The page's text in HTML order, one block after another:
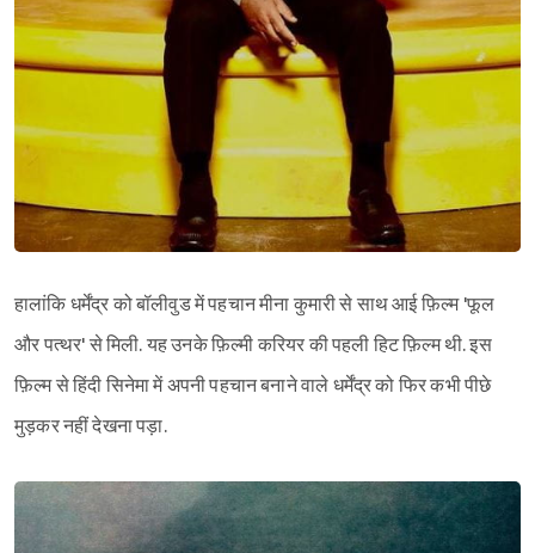
हालांकि धर्मेंद्र को बॉलीवुड में पहचान मीना कुमारी से साथ आई फ़िल्म 'फूल
और पत्थर' से मिली. यह उनके फ़िल्मी करियर की पहली हिट फ़िल्म थी. इस
फ़िल्म से हिंदी सिनेमा में अपनी पहचान बनाने वाले धर्मेंद्र को फिर कभी पीछे
मुड़कर नहीं देखना पड़ा.